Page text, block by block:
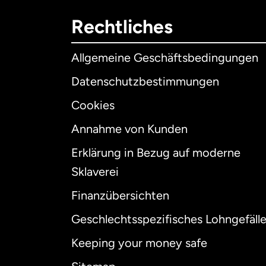
Rechtliches
Allgemeine Geschäftsbedingungen
Datenschutzbestimmungen
Cookies
Annahme von Kunden
Erklärung in Bezug auf moderne
Sklaverei
Finanzübersichten
Geschlechtsspezifisches Lohngefälle
Keeping your money safe